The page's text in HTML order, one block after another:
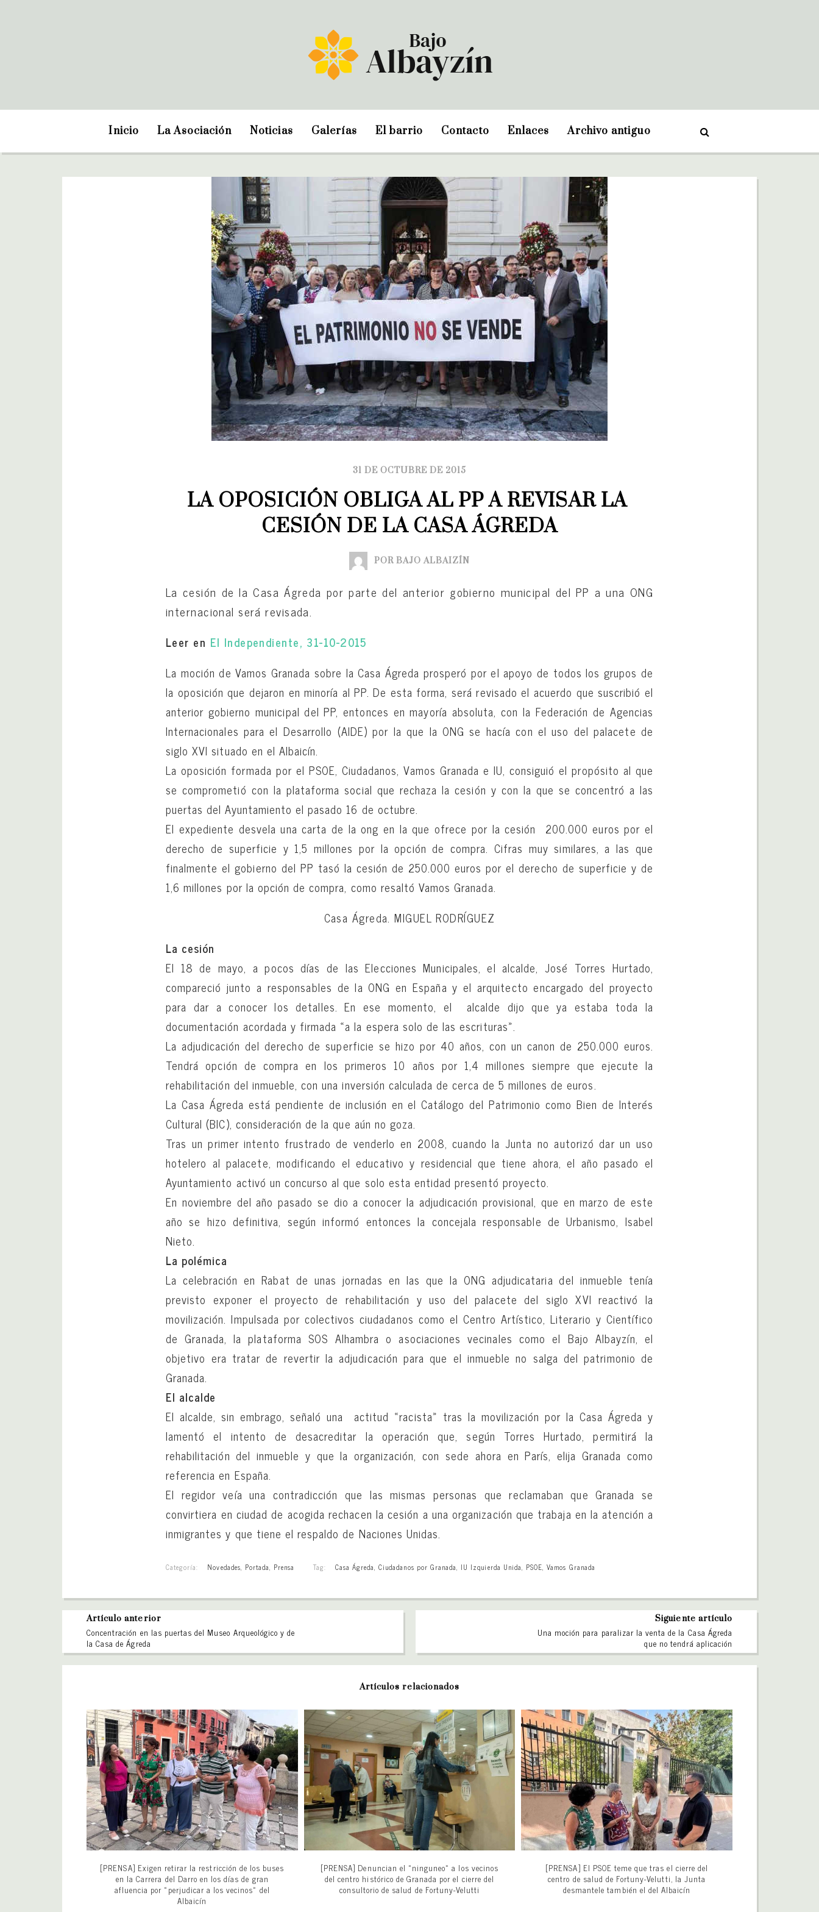
Inicio La Asociación Noticias Galerías El barrio Contacto Enlaces Archivo antiguo
31 DE OCTUBRE DE 2015
LA OPOSICIÓN OBLIGA AL PP A REVISAR LA
CESIÓN DE LA CASA ÁGREDA
POR BAJO ALBAIZÍN
La cesión de la Casa Ágreda por parte del anterior gobierno municipal del PP a una ONG
internacional será revisada.
Leer en El Independiente, 31-10-2015
La moción de Vamos Granada sobre la Casa Ágreda prosperó por el apoyo de todos los grupos de
la oposición que dejaron en minoría al PP. De esta forma, será revisado el acuerdo que suscribió el
anterior gobierno municipal del PP, entonces en mayoría absoluta, con la Federación de Agencias
Internacionales para el Desarrollo (AIDE) por la que la ONG se hacía con el uso del palacete de
siglo XVI situado en el Albaicín.
La oposición formada por el PSOE, Ciudadanos, Vamos Granada e IU, consiguió el propósito al que
se comprometió con la plataforma social que rechaza la cesión y con la que se concentró a las
puertas del Ayuntamiento el pasado 16 de octubre.
El expediente desvela una carta de la ong en la que ofrece por la cesión 200.000 euros por el
derecho de superficie y 1,5 millones por la opción de compra. Cifras muy similares, a las que
finalmente el gobierno del PP tasó la cesión de 250.000 euros por el derecho de superficie y de
1,6 millones por la opción de compra, como resaltó Vamos Granada.
Casa Ágreda.MIGUEL RODRÍGUEZ
La cesión
El 18 de mayo, a pocos días de las Elecciones Municipales, el alcalde, José Torres Hurtado,
compareció junto a responsables de la ONG en España y el arquitecto encargado del proyecto
para dar a conocer los detalles. En ese momento, el alcalde dijo que ya estaba toda la
documentación acordada y firmada «a la espera solo de las escrituras».
La adjudicación del derecho de superficie se hizo por 40 años, con un canon de 250.000 euros.
Tendrá opción de compra en los primeros 10 años por 1,4 millones siempre que ejecute la
rehabilitación del inmueble, con una inversión calculada de cerca de 5 millones de euros.
La Casa Ágreda está pendiente de inclusión en el Catálogo del Patrimonio como Bien de Interés
Cultural (BIC), consideración de la que aún no goza.
Tras un primer intento frustrado de venderlo en 2008, cuando la Junta no autorizó dar un uso
hotelero al palacete, modificando el educativo y residencial que tiene ahora, el año pasado el
Ayuntamiento activó un concurso al que solo esta entidad presentó proyecto.
En noviembre del año pasado se dio a conocer la adjudicación provisional, que en marzo de este
año se hizo definitiva, según informó entonces la concejala responsable de Urbanismo, Isabel
Nieto.
La polémica
La celebración en Rabat de unas jornadas en las que la ONG adjudicataria del inmueble tenía
previsto exponer el proyecto de rehabilitación y uso del palacete del siglo XVI reactivó la
movilización. Impulsada por colectivos ciudadanos como el Centro Artístico, Literario y Científico
de Granada, la plataforma SOS Alhambra o asociaciones vecinales como el Bajo Albayzín, el
objetivo era tratar de revertir la adjudicación para que el inmueble no salga del patrimonio de
Granada.
El alcalde
El alcalde, sin embrago, señaló una actitud «racista» tras la movilización por la Casa Ágreda y
lamentó el intento de desacreditar la operación que, según Torres Hurtado, permitirá la
rehabilitación del inmueble y que la organización, con sede ahora en París, elija Granada como
referencia en España.
El regidor veía una contradicción que las mismas personas que reclamaban que Granada se
convirtiera en ciudad de acogida rechacen la cesión a una organización que trabaja en la atención a
inmigrantes y que tiene el respaldo de Naciones Unidas.
Categoría: Novedades, Portada, Prensa Tag: Casa Ágreda,Ciudadanos por Granada, IU Izquierda Unida, PSOE,Vamos Granada
Artículo anterior
Concentración en las puertas del Museo Arqueológico y de
la Casa de Ágreda
Siguiente artículo
Una moción para paralizar la venta de la Casa Ágreda
que no tendrá aplicación
Artículos relacionados
[PRENSA] Exigen retirar la restricción de los buses
en la Carrera del Darro en los días de gran
afluencia por «perjudicar a los vecinos» del
Albaicín
[PRENSA] Denuncian el «ninguneo» a los vecinos
del centro histórico de Granada por el cierre del
consultorio de salud de Fortuny-Velutti
[PRENSA] El PSOE teme que tras el cierre del
centro de salud de Fortuny-Velutti, la Junta
desmantele también el del Albaicín